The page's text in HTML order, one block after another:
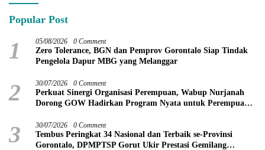
Popular Post
1 05/08/2026 0 Comment
Zero Tolerance, BGN dan Pemprov Gorontalo Siap Tindak
Pengelola Dapur MBG yang Melanggar
2 30/07/2026 0 Comment
Perkuat Sinergi Organisasi Perempuan, Wabup Nurjanah
Dorong GOW Hadirkan Program Nyata untuk Perempuan
3 30/07/2026 0 Comment
Tembus Peringkat 34 Nasional dan Terbaik se-Provinsi
Gorontalo, DPMPTSP Gorut Ukir Prestasi Gemilang